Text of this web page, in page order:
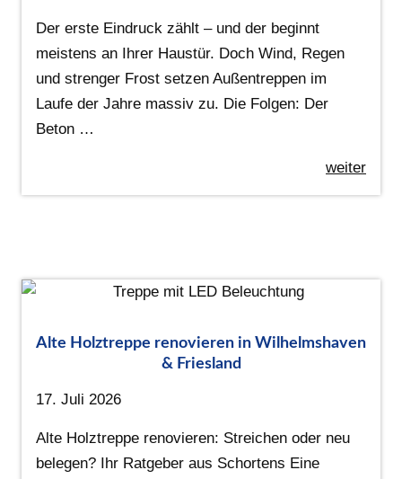
Der erste Eindruck zählt – und der beginnt
meistens an Ihrer Haustür. Doch Wind, Regen
und strenger Frost setzen Außentreppen im
Laufe der Jahre massiv zu. Die Folgen: Der
Beton …
weiter
Alte Holztreppe renovieren in Wilhelmshaven
& Friesland
17. Juli 2026
Alte Holztreppe renovieren: Streichen oder neu
belegen? Ihr Ratgeber aus Schortens Eine